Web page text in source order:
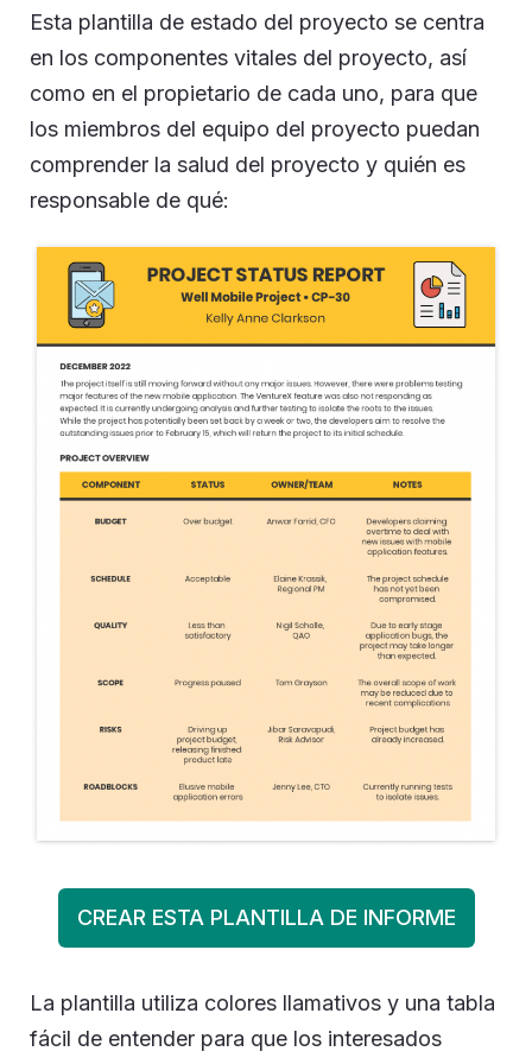
Esta plantilla de estado del proyecto se centra
en los componentes vitales del proyecto, así
como en el propietario de cada uno, para que
los miembros del equipo del proyecto puedan
comprender la salud del proyecto y quién es
responsable de qué:
CREAR ESTA PLANTILLA DE INFORME
La plantilla utiliza colores llamativos y una tabla
fácil de entender para que los interesados